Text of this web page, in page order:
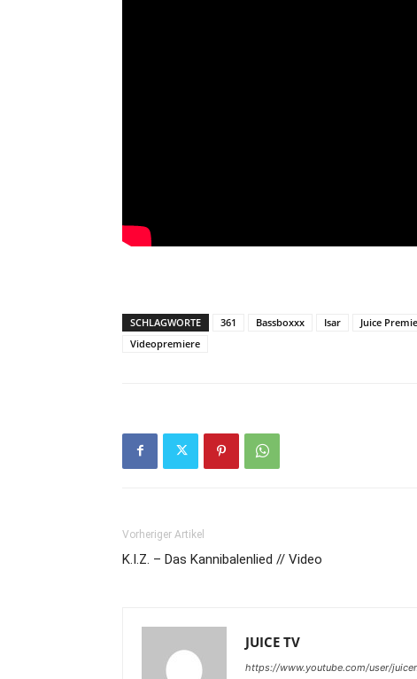
SCHLAGWORTE 361 Bassboxxx Isar Juice
Videopremiere
Vorheriger Artikel
K.I.Z. – Das Kannibalenlied // Video
JUICE TV
https://www.youtube.com/user/